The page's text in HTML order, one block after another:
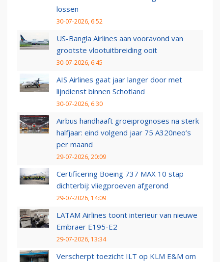
lossen
30-07-2026, 6:52
US-Bangla Airlines aan vooravond van
grootste vlootuitbreiding ooit
30-07-2026, 6:45
AIS Airlines gaat jaar langer door met
lijndienst binnen Schotland
30-07-2026, 6:30
Airbus handhaaft groeiprognoses na sterk
halfjaar: eind volgend jaar 75 A320neo’s
per maand
29-07-2026, 20:09
Certificering Boeing 737 MAX 10 stap
dichterbij: vliegproeven afgerond
29-07-2026, 14:09
LATAM Airlines toont interieur van nieuwe
Embraer E195-E2
29-07-2026, 13:34
Verscherpt toezicht ILT op KLM E&M om